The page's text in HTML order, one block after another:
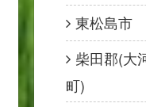
東松島市
柴田郡(大
町)